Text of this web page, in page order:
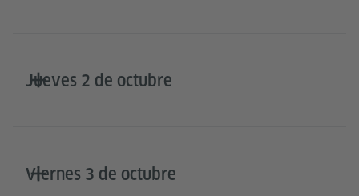
Jueves 2 de octubre
Viernes 3 de octubre